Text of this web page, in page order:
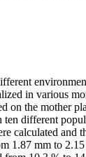
in various
the mother
different
calculated and
1.87 mm to